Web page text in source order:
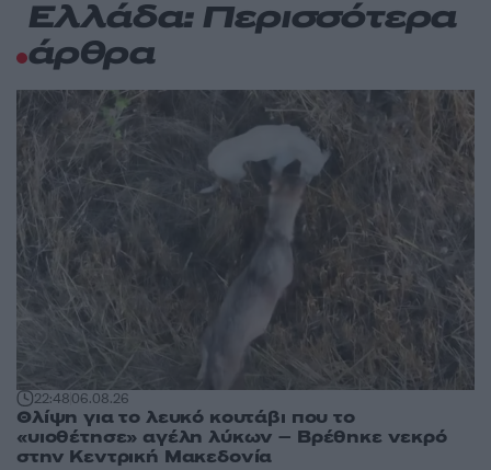
Ελλάδα: Περισσότερα
άρθρα
22:4806.08.26
Θλίψη για το λευκό κουτάβι που το
«υιοθέτησε» αγέλη λύκων – Βρέθηκε νεκρό
στην Κεντρική Μακεδονία